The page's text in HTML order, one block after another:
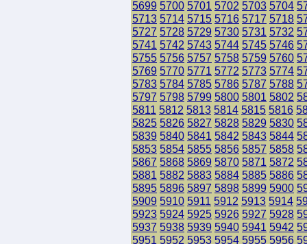
5699 5700 5701 5702 5703 5704
5713 5714 5715 5716 5717 5718
5727 5728 5729 5730 5731 5732
5741 5742 5743 5744 5745 5746
5755 5756 5757 5758 5759 5760
5769 5770 5771 5772 5773 5774
5783 5784 5785 5786 5787 5788
5797 5798 5799 5800 5801 5802
5811 5812 5813 5814 5815 5816
5825 5826 5827 5828 5829 5830
5839 5840 5841 5842 5843 5844
5853 5854 5855 5856 5857 5858
5867 5868 5869 5870 5871 5872
5881 5882 5883 5884 5885 5886
5895 5896 5897 5898 5899 5900
5909 5910 5911 5912 5913 5914
5923 5924 5925 5926 5927 5928
5937 5938 5939 5940 5941 5942
5951 5952 5953 5954 5955 5956